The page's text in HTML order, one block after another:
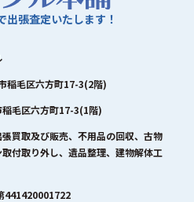
出張査定いたします！
稲毛区六方町17-3(2階)
稲毛区六方町17-3(1階)
買取及び販売、不用品の回収、古物
付取り外し、遺品整理、建物解体工
441420001722